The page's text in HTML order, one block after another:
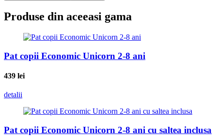
Produse din aceeasi gama
Pat copii Economic Unicorn 2-8 ani
439 lei
detalii
Pat copii Economic Unicorn 2-8 ani cu saltea inclusa